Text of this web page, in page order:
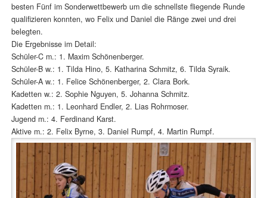
besten Fünf im Sonderwettbewerb um die schnellste fliegende Runde
qualifizieren konnten, wo Felix und Daniel die Ränge zwei und drei
belegten.
Die Ergebnisse im Detail:
Schüler-C m.: 1. Maxim Schönenberger.
Schüler-B w.: 1. Tilda Hino, 5. Katharina Schmitz, 6. Tilda Syraik.
Schüler-A w.: 1. Felice Schönenberger, 2. Clara Bork.
Kadetten w.: 2. Sophie Nguyen, 5. Johanna Schmitz.
Kadetten m.: 1. Leonhard Endler, 2. Lias Rohrmoser.
Jugend m.: 4. Ferdinand Karst.
Aktive m.: 2. Felix Byrne, 3. Daniel Rumpf, 4. Martin Rumpf.